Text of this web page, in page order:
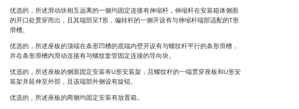
优选的，所述滑动块相互远离的一侧均固定连接有伸缩杆，伸缩杆在安装箱体侧面
的开口处贯穿而出，且其端部呈T形，偏转杆的一侧开设有与伸缩杆端部适配的T形
滑槽。
优选的，所述座板的顶端在条形凹槽的底端内壁开设有与螺纹杆平行的条形滑槽，
并在条形滑槽内滑动连接有与螺纹套管固定连接的导向块。
优选的，所述座板的侧面固定安装有U形安装架，且螺纹杆的一端贯穿座板和U形安
装架并延伸至外部，且该端部外侧设有旋钮。
优选的，所述座板的两侧均固定安装有放置箱。